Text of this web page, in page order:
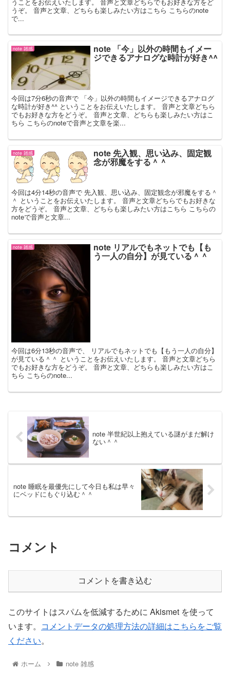
うぞ。 音声と文章、どちらも楽しみたい方はこちら こちらのnote
で...
note 雑感 note 「今」以外の時間もイメー
ジできるアナログな時計が好き^^
今回は7分6秒の音声で 「今」以外の時間もイメージできるアナログ
な時計が好き^^ ということをお伝えいたします。 音声と文章どちら
でもお好きな方をどうぞ。 音声と文章、どちらも楽しみたい方はこ
ちら こちらのnoteで音声と文章を楽...
note 雑感 note 先入観、思い込み、固定観
念が邪魔をする＾＾
今回は4分14秒の音声で 先入観、思い込み、固定観念が邪魔をする＾
＾ ということをお伝えいたします。 音声と文章どちらでもお好きな
方をどうぞ。 音声と文章、どちらも楽しみたい方はこちら こちらの
noteで音声と文章...
note 雑感 note リアルでもネットでも【も
う一人の自分】が見ている＾＾
今回は6分13秒の音声で、 リアルでもネットでも【もう一人の自分】
が見ている＾＾ ということをお伝えいたします。 音声と文章どちら
でもお好きな方をどうぞ。 音声と文章、どちらも楽しみたい方はこ
ちら こちらのnote...
note 半世紀以上抱えている謎がまだ解け
ない＾＾
note 睡眠を最優先にして今日も私は早々
にベッドにもぐり込む＾＾
コメント
コメントを書き込む
このサイトはスパムを低減するために Akismet を使って
います。 コメントデータの処理方法の詳細はこちらをご覧
ください。
ホーム note 雑感